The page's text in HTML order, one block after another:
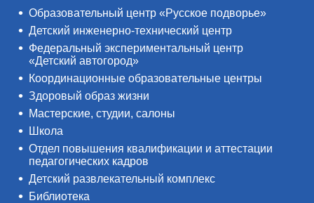
Образовательный центр «Русское подворье»
Детский инженерно-технический центр
Федеральный экспериментальный центр
«Детский автогород»
Координационные образовательные центры
Здоровый образ жизни
Мастерские, студии, салоны
Школа
Отдел повышения квалификации и аттестации
педагогических кадров
Детский развлекательный комплекс
Библиотека